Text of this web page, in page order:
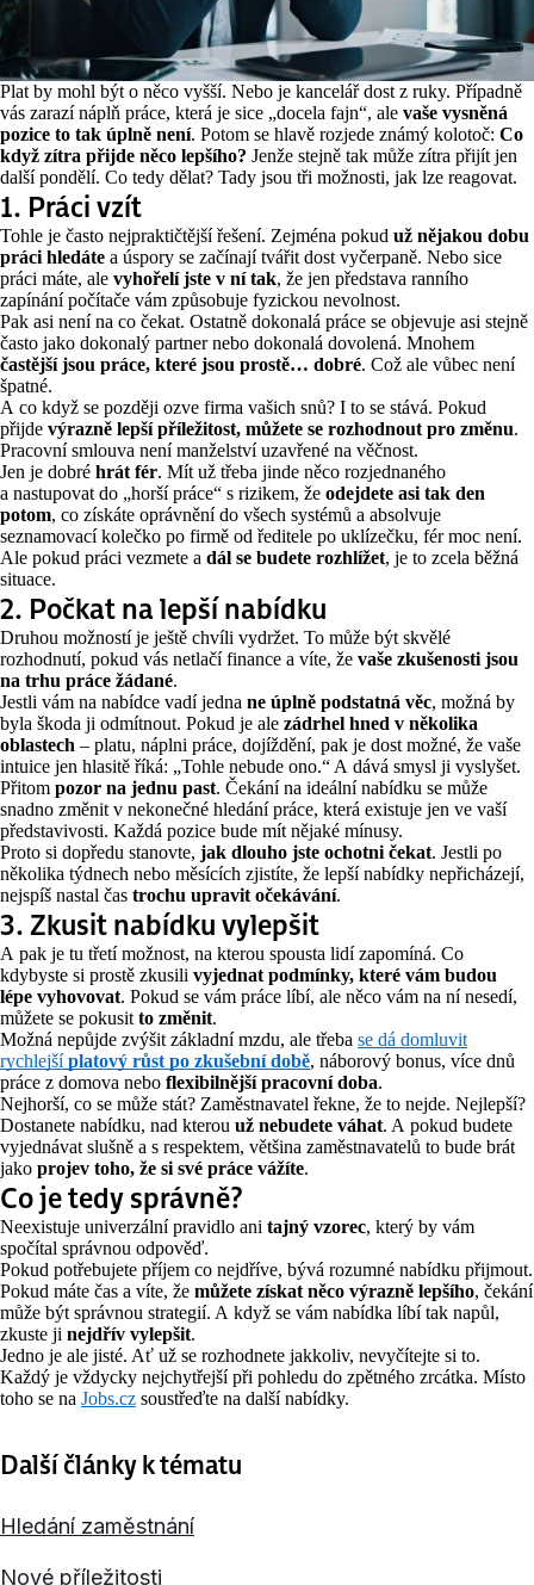
Plat by mohl být o něco vyšší. Nebo je kancelář dost z ruky. Případně
vás zarazí náplň práce, která je sice „docela fajn“, ale vaše vysněná
pozice to tak úplně není. Potom se hlavě rozjede známý kolotoč: Co
když zítra přijde něco lepšího? Jenže stejně tak může zítra přijít jen
další pondělí. Co tedy dělat? Tady jsou tři možnosti, jak lze reagovat.
1. Práci vzít
Tohle je často nejpraktičtější řešení. Zejména pokud už nějakou dobu
práci hledáte a úspory se začínají tvářit dost vyčerpaně. Nebo sice
práci máte, ale vyhořelí jste v ní tak, že jen představa ranního
zapínání počítače vám způsobuje fyzickou nevolnost.
Pak asi není na co čekat. Ostatně dokonalá práce se objevuje asi stejně
často jako dokonalý partner nebo dokonalá dovolená. Mnohem
častější jsou práce, které jsou prostě… dobré. Což ale vůbec není
špatné.
A co když se později ozve firma vašich snů? I to se stává. Pokud
přijde výrazně lepší příležitost, můžete se rozhodnout pro změnu.
Pracovní smlouva není manželství uzavřené na věčnost.
Jen je dobré hrát fér. Mít už třeba jinde něco rozjednaného
a nastupovat do „horší práce“ s rizikem, že odejdete asi tak den
potom, co získáte oprávnění do všech systémů a absolvuje
seznamovací kolečko po firmě od ředitele po uklízečku, fér moc není.
Ale pokud práci vezmete a dál se budete rozhlížet, je to zcela běžná
situace.
2. Počkat na lepší nabídku
Druhou možností je ještě chvíli vydržet. To může být skvělé
rozhodnutí, pokud vás netlačí finance a víte, že vaše zkušenosti jsou
na trhu práce žádané.
Jestli vám na nabídce vadí jedna ne úplně podstatná věc, možná by
byla škoda ji odmítnout. Pokud je ale zádrhel hned v několika
oblastech – platu, náplni práce, dojíždění, pak je dost možné, že vaše
intuice jen hlasitě říká: „Tohle nebude ono.“ A dává smysl ji vyslyšet.
Přitom pozor na jednu past. Čekání na ideální nabídku se může
snadno změnit v nekonečné hledání práce, která existuje jen ve vaší
představivosti. Každá pozice bude mít nějaké mínusy.
Proto si dopředu stanovte, jak dlouho jste ochotni čekat. Jestli po
několika týdnech nebo měsících zjistíte, že lepší nabídky nepřicházejí,
nejspíš nastal čas trochu upravit očekávání.
3. Zkusit nabídku vylepšit
A pak je tu třetí možnost, na kterou spousta lidí zapomíná. Co
kdybyste si prostě zkusili vyjednat podmínky, které vám budou
lépe vyhovovat. Pokud se vám práce líbí, ale něco vám na ní nesedí,
můžete se pokusit to změnit.
Možná nepůjde zvýšit základní mzdu, ale třeba se dá domluvit
rychlejšíplatový růst po zkušební době, náborový bonus, více dnů
práce z domova nebo flexibilnější pracovní doba.
Nejhorší, co se může stát? Zaměstnavatel řekne, že to nejde. Nejlepší?
Dostanete nabídku, nad kterou už nebudete váhat. A pokud budete
vyjednávat slušně a s respektem, většina zaměstnavatelů to bude brát
jako projev toho, že si své práce vážíte.
Co je tedy správně?
Neexistuje univerzální pravidlo ani tajný vzorec, který by vám
spočítal správnou odpověď.
Pokud potřebujete příjem co nejdříve, bývá rozumné nabídku přijmout.
Pokud máte čas a víte, že můžete získat něco výrazně lepšího, čekání
může být správnou strategií. A když se vám nabídka líbí tak napůl,
zkuste ji nejdřív vylepšit.
Jedno je ale jisté. Ať už se rozhodnete jakkoliv, nevyčítejte si to.
Každý je vždycky nejchytřejší při pohledu do zpětného zrcátka. Místo
toho se na Jobs.cz soustřeďte na další nabídky.
Další články k tématu
Hledání zaměstnání
Nové příležitosti